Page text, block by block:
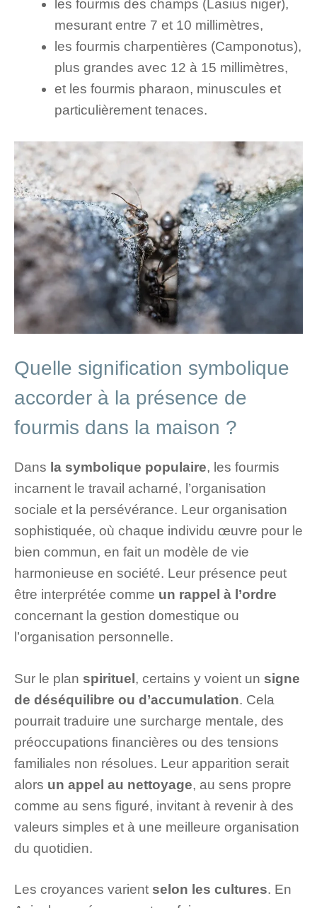
les fourmis des champs (Lasius niger),
mesurant entre 7 et 10 millimètres,
les fourmis charpentières (Camponotus),
plus grandes avec 12 à 15 millimètres,
et les fourmis pharaon, minuscules et
particulièrement tenaces.
Quelle signification symbolique
accorder à la présence de
fourmis dans la maison ?
Dans la symbolique populaire, les fourmis
incarnent le travail acharné, l’organisation
sociale et la persévérance. Leur organisation
sophistiquée, où chaque individu œuvre pour le
bien commun, en fait un modèle de vie
harmonieuse en société. Leur présence peut
être interprétée comme un rappel à l’ordre
concernant la gestion domestique ou
l’organisation personnelle.
Sur le plan spirituel , certains y voient un signe
de déséquilibre ou d’accumulation. Cela
pourrait traduire une surcharge mentale, des
préoccupations financières ou des tensions
familiales non résolues. Leur apparition serait
alors un appel au nettoyage, au sens propre
comme au sens figuré, invitant à revenir à des
valeurs simples et à une meilleure organisation
du quotidien.
Les croyances varient selon les cultures. En